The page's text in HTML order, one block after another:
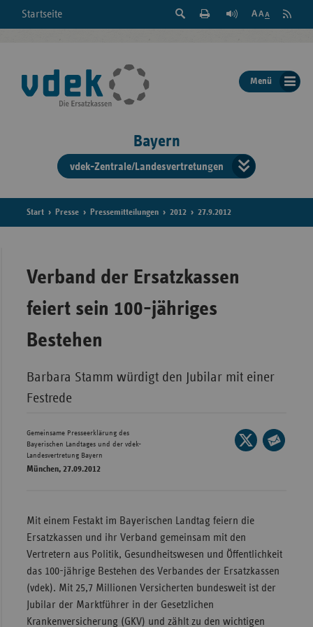
Startseite
Suche
der
Seite
Feed
Menü
Bayern
vdek-Zentrale/Landesvertretungen
der
Start Presse Pressemitteilungen 2012 27.9.2012
Verband der Ersatzkassen
feiert sein 100-jähriges
Bestehen
Barbara Stamm würdigt den Jubilar mit einer
Festrede
Gemeinsame Presseerklärung des
Bayerischen Landtages und der vdek-
Landesvertretung Bayern
München, 27.09.2012
Seite
auf
Mit einem Festakt im Bayerischen Landtag feiern die
Ersatzkassen und ihr Verband gemeinsam mit den
Vertretern aus Politik, Gesundheitswesen und Öffentlichkeit
das 100-jährige Bestehen des Verbandes der Ersatzkassen
(vdek). Mit 25,7 Millionen Versicherten bundesweit ist der
Jubilar der Marktführer in der Gesetzlichen
Krankenversicherung (GKV) und zählt zu den wichtigen